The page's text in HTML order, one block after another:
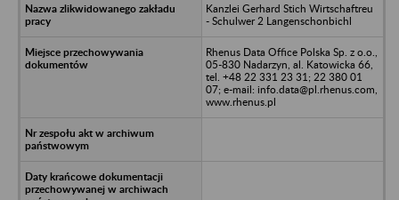
Kanzlei Gerhard Stich Wirtschaftreu
- Schulwer 2 Langenschonbichl
Rhenus Data Office Polska Sp. z o.o.,
05-830 Nadarzyn, al. Katowicka 66,
tel. +48 22 331 23 31; 22 380 01
07; e-mail: info.data@pl.rhenus.com,
www.rhenus.pl